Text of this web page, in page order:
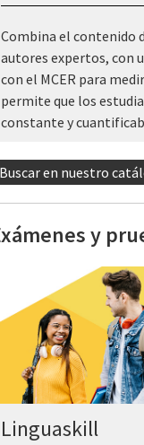
Combina el contenido
autores expertos, con
con el MCER para
permite que los
constante y
Buscar en nuestro
y
Linguaskill